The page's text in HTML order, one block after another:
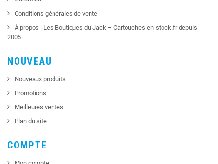
Conditions générales de vente
À propos | Les Boutiques du Jack – Cartouches-en-stock.fr depuis
2005
NOUVEAU
Nouveaux produits
Promotions
Meilleures ventes
Plan du site
COMPTE